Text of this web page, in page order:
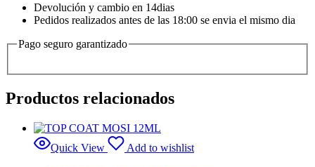
Devolución y cambio en 14dias
Pedidos realizados antes de las 18:00 se envia el mismo dia
Pago seguro garantizado
Productos relacionados
Quick View Add to wishlist